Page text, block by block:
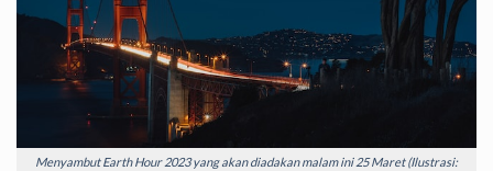
Menyambut Earth Hour 2023 yang akan diadakan malam ini 25 Maret (Ilustrasi: